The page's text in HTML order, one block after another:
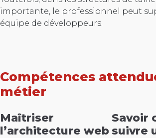
importante, le professionnel peut
équipe de développeurs.
Compétences
métier
Maîtriser
l’architecture web
Savoir
suivre